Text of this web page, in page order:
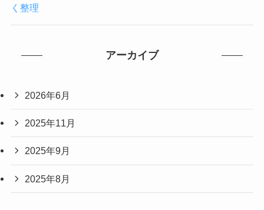
く整理
アーカイブ
2026年6月
2025年11月
2025年9月
2025年8月